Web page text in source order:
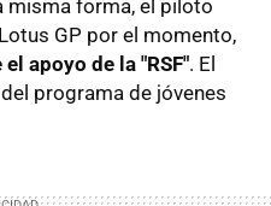
misma forma, el piloto
GP por el momento,
apoyo de la "RSF". El
programa de jóvenes